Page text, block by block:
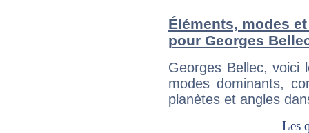
Éléments, modes
pour Georges
Georges Bellec, voici
modes dominants,
planètes et angles